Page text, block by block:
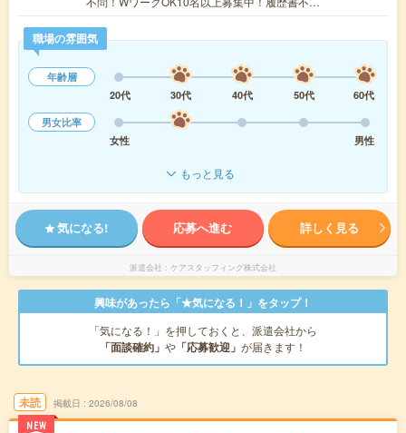
職場の雰囲気
年齢層
20代
30代 40代 50代
60代
男女比率
女性
男性
もっと見る
気になる! 応募へ進む 詳しく見る
派遣会社 ケアスタッフィング株式会社
興味があったら「★気になる！」をタップ！
「気になる！」を押しておくと、派遣会社から
「面談確約」 や 「応募歓迎」 が届きます！
未読
NEW
掲載日 2026/08/08